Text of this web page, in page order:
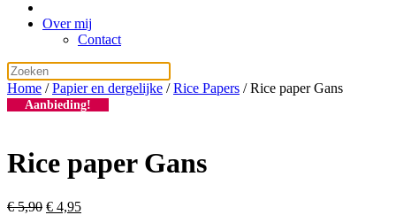
Over mij
Contact
Home /Papier en dergelijke /Rice Papers / Rice paper Gans
Aanbieding!
Rice paper Gans
€5,90 Oorspronkelijke
€ 4,95Huidige